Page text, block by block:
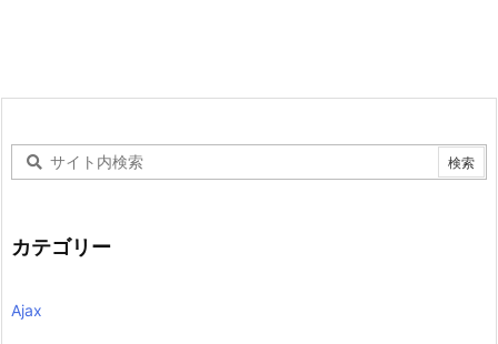
カテゴリー
Ajax